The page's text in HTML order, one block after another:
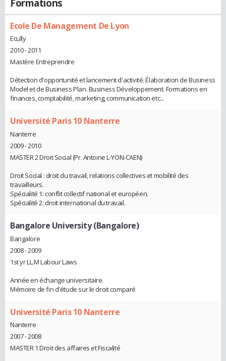
Formations
Ecole De Management De Lyon
Ecully
2010 - 2011
Mastère Entreprendre
Détection d'opportunité et lancement d'activité. Élaboration de Business
Model et de Business Plan. Business Développement. Formations en
finances, comptabilité, marketing, communication etc...
Université Paris 10 Nanterre
Nanterre
2009 - 2010
MASTER 2 Droit Social (Pr. Antoine L-YON-CAEN)
Droit Social : droit du travail, relations collectives et mobilité des
travailleurs.
Spécialité 1: conflit collectif national et européen.
Spécialité 2: droit international du travail.
Bangalore University (Bangalore)
Bangalore
2008 - 2009
1st yr LL.M Labour Laws
Année en échange universitaire.
Mémoire de fin d'étude sur le droit comparé
Université Paris 10 Nanterre
Nanterre
2007 - 2008
MASTER 1 Droit des affaires et Fiscalité